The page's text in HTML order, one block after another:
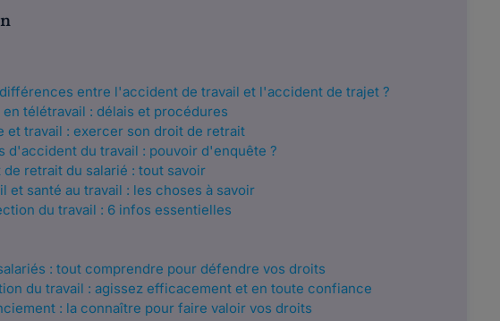
entre l'accident de travail et l'accident de trajet ?
télétravail : délais et procédures
et travail : exercer son droit de retrait
d'accident du travail : pouvoir d'enquête ?
retrait du salarié : tout savoir
et santé au travail : les choses à savoir
du travail : 6 infos essentielles
: tout comprendre pour défendre vos droits
du travail : agissez efficacement et en toute confiance
: la connaître pour faire valoir vos droits